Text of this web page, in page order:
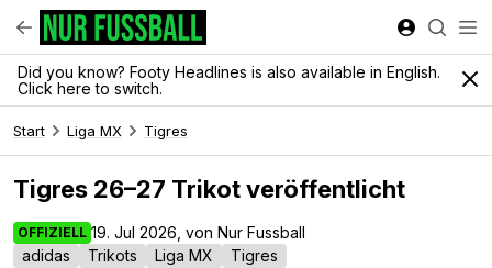
Did you know? Footy Headlines is also available in English.
Click here to switch.
Start Liga MX Tigres
Tigres 26–27 Trikot veröffentlicht
OFFIZIELL 19. Jul 2026, von Nur Fussball
adidas
Trikots Liga MX
Tigres